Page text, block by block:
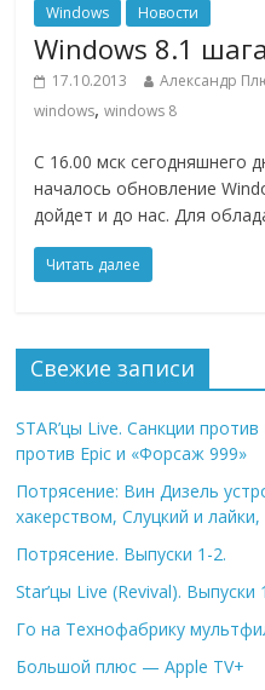
Windows Новости
Windows 8.1
17.10.2013 Александр
windows,windows 8
С 16.00 мск сегодняшнего
началось обновление
дойдет и до нас. Для
Читать далее
Свежие записи
STAR’цы Live. Санкции
против Epic и «Форсаж 999»
Потрясение: Вин Дизель
хакерством, Слуцкий и лайки,
Потрясение. Выпуски 1-2.
Star’цы Live (Revival). Выпуски
Го на Технофабрику
Большой плюс — Apple TV+